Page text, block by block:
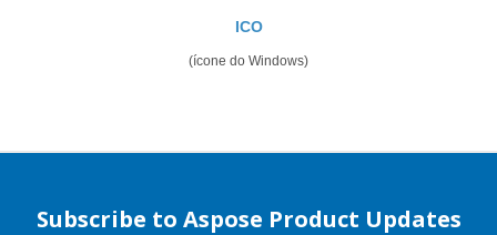
ICO
(ícone do Windows)
Subscribe to Aspose Product Updates